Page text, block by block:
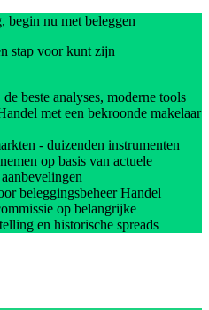
begin nu met beleggen
stap voor kunt zijn
beste analyses, moderne tools
met een bekroonde makelaar
- duizenden instrumenten
op basis van actuele
beleggingsbeheer Handel
op belangrijke
en historische spreads